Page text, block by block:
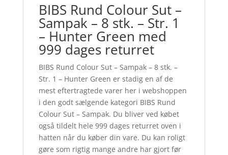
BIBS Rund Colour Sut –
Sampak – 8 stk. – Str. 1
– Hunter Green med
999 dages returret
BIBS Rund Colour Sut – Sampak – 8 stk. –
Str. 1 – Hunter Green er stadig en af de
mest eftertragtede varer her i webshoppen
i den godt sælgende kategori BIBS Rund
Colour Sut – Sampak. Du bliver ved købet
også tildelt hele 999 dages returret oven i
hatten når du køber din vare. Du kan roligt
gøre som rigtig mange andre har gjort før